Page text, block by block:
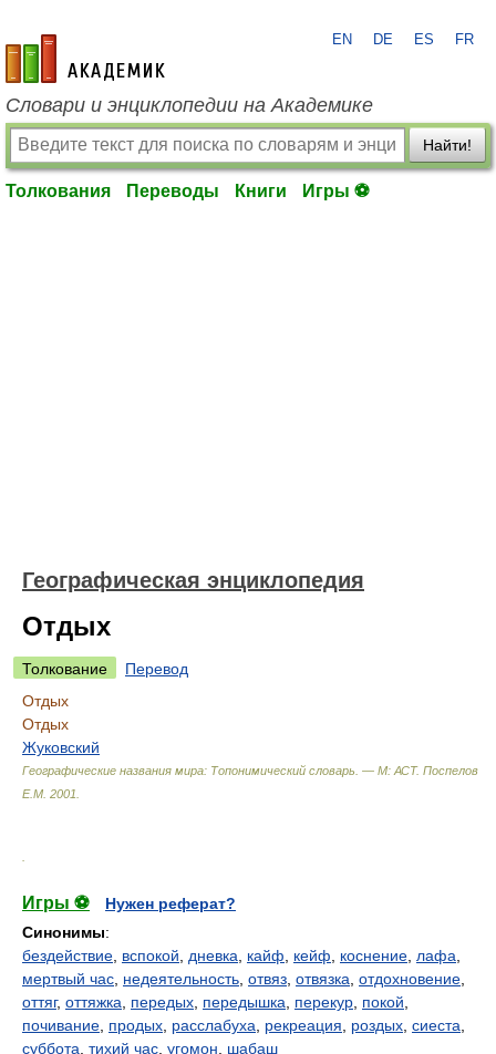
academic.ru
EN DE ES FR
Словари и энциклопедии на Академике
Найти!
Толкования Переводы Книги Игры ⚽
Географическая энциклопедия
Отдых
Толкование
Перевод
Отдых
Отдых
Жуковский
Географические названия мира: Топонимический словарь. — М: АСТ. Поспелов
Е.М. 2001
Игры ⚽
Нужен реферат?
Синонимы:
бездействие вспокой дневка кайф кейф коснение лафа
мертвый час недеятельность отвяз отвязка отдохновение
оттяг, оттяжка передых передышка перекур покой
почивание продых расслабуха рекреация роздых сиеста
суббота тихий час угомон шабаш